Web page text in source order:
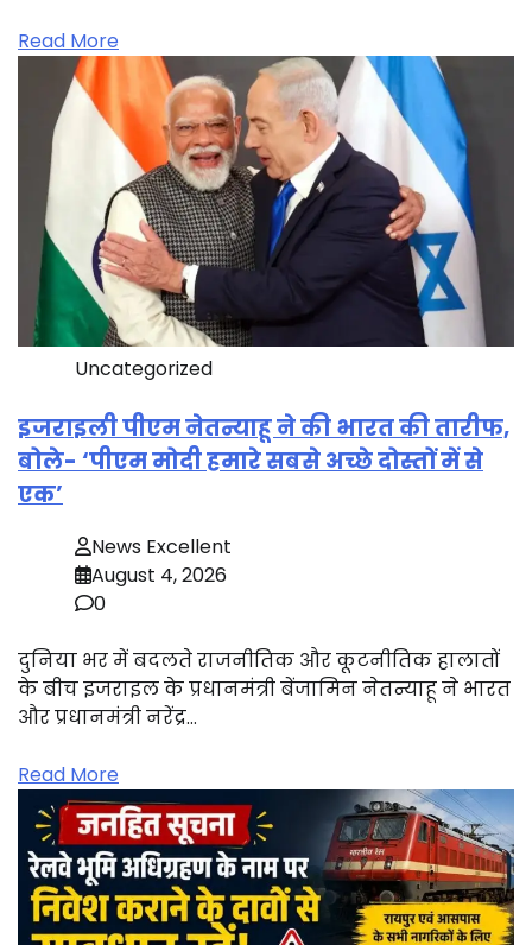
Read More
Uncategorized
इजराइली पीएम नेतन्याहू ने की भारत की तारीफ,
बोले- ‘पीएम मोदी हमारे सबसे अच्छे दोस्तों में से
एक’
News Excellent
August 4, 2026
0
दुनिया भर में बदलते राजनीतिक और कूटनीतिक हालातों
के बीच इजराइल के प्रधानमंत्री बेंजामिन नेतन्याहू ने भारत
और प्रधानमंत्री नरेंद्र…
Read More